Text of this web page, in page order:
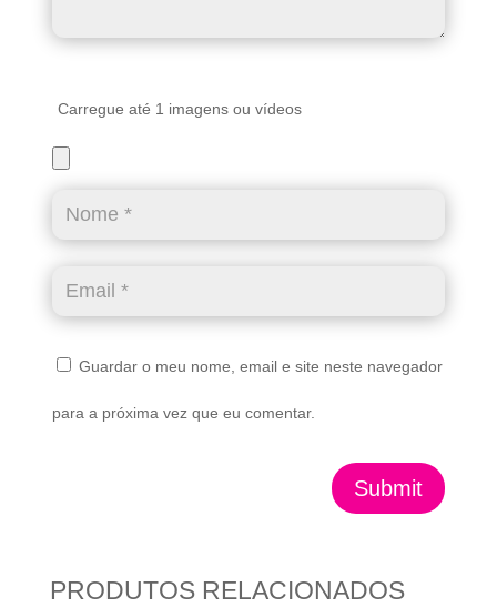
Carregue até 1 imagens ou vídeos
Guardar o meu nome, email e site neste navegador
para a próxima vez que eu comentar.
Submit
PRODUTOS RELACIONADOS